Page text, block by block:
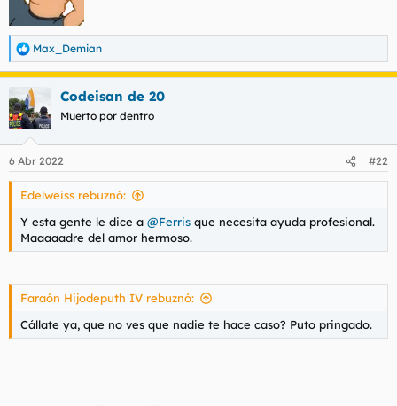
R
e
a
c
c
i
e
s
Max_Demian
Codeisan de 20
Muerto por dentro
6 Abr 2022 #22
Edelweiss rebuznó:
Y esta gente le dice a @Ferris que necesita ayuda profesional.
Maaaaadre del amor hermoso.
Faraón Hijodeputh IV rebuznó:
Cállate ya, que no ves que nadie te hace caso? Puto pringado.